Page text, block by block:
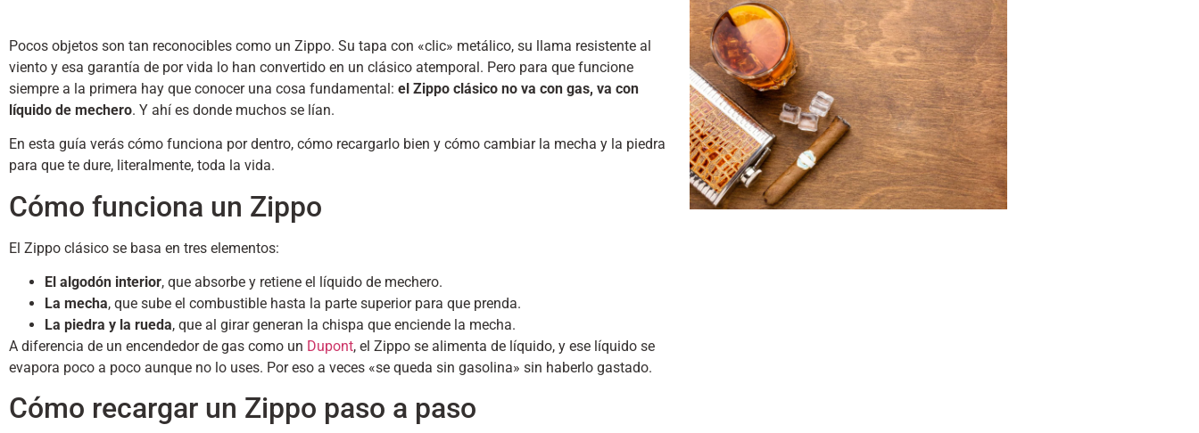
Pocos objetos son tan reconocibles como un Zippo. Su tapa con «clic» metálico, su llama resistente al
viento y esa garantía de por vida lo han convertido en un clásico atemporal. Pero para que funcione
siempre a la primera hay que conocer una cosa fundamental: el Zippo clásico no va con gas, va con
líquido de mechero. Y ahí es donde muchos se lían.
En esta guía verás cómo funciona por dentro, cómo recargarlo bien y cómo cambiar la mecha y la piedra
para que te dure, literalmente, toda la vida.
Cómo funciona un Zippo
El Zippo clásico se basa en tres elementos:
El algodón interior, que absorbe y retiene el líquido de mechero.
La mecha, que sube el combustible hasta la parte superior para que prenda.
La piedra y la rueda, que al girar generan la chispa que enciende la mecha.
A diferencia de un encendedor de gas como un Dupont, el Zippo se alimenta de líquido, y ese líquido se
evapora poco a poco aunque no lo uses. Por eso a veces «se queda sin gasolina» sin haberlo gastado.
Cómo recargar un Zippo paso a paso